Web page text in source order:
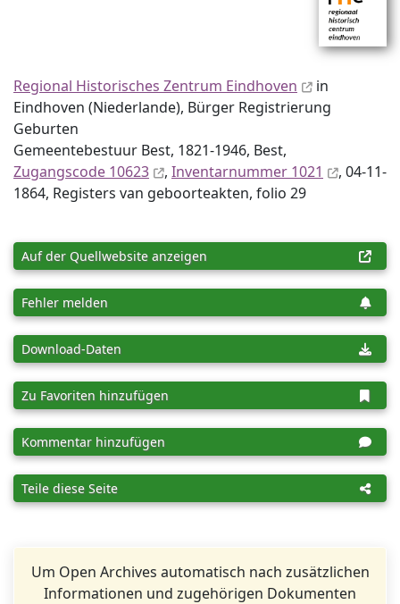
Regional Historisches Zentrum Eindhoven
in
Eindhoven (Niederlande), Bürger Registrierung
Geburten
Gemeentebestuur Best, 1821-1946, Best,
Zugangscode 10623
, Inventar­nummer 1021
, 04-11-
1864, Registers van geboorteakten, folio 29
Auf der Quellwebsite anzeigen
Fehler melden
Download-Daten
Zu Favoriten hinzufügen
Kommentar hinzufügen
Teile diese Seite
Um Open Archives automatisch nach zusätzlichen
Informationen und zugehörigen Dokumenten